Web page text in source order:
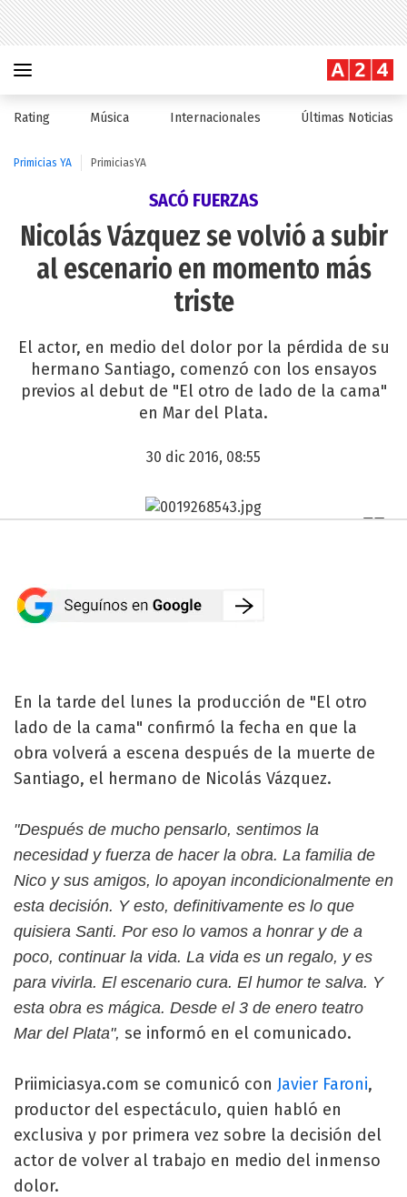
Rating Música Internacionales Últimas Noticias
Primicias YA PrimiciasYA
SACÓ FUERZAS
Nicolás Vázquez se volvió a subir
al escenario en momento más
triste
El actor, en medio del dolor por la pérdida de su
hermano Santiago, comenzó con los ensayos
previos al debut de "El otro de lado de la cama"
en Mar del Plata.
30 dic 2016, 08:55
En la tarde del lunes la producción de "El otro
lado de la cama" confirmó la fecha en que la
obra volverá a escena después de la muerte de
Santiago, el hermano de Nicolás Vázquez.
"Después de mucho pensarlo, sentimos la
necesidad y fuerza de hacer la obra. La familia de
Nico y sus amigos, lo apoyan incondicionalmente en
esta decisión. Y esto, definitivamente es lo que
quisiera Santi. Por eso lo vamos a honrar y de a
poco, continuar la vida. La vida es un regalo, y es
para vivirla. El escenario cura. El humor te salva. Y
esta obra es mágica. Desde el 3 de enero teatro
Mar del Plata", se informó en el comunicado.
Priimiciasya.com se comunicó con Javier Faroni,
productor del espectáculo, quien habló en
exclusiva y por primera vez sobre la decisión del
actor de volver al trabajo en medio del inmenso
dolor.